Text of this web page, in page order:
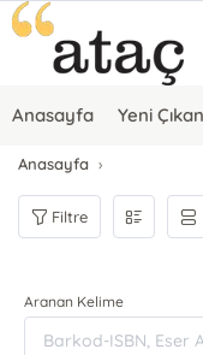
Anasayfa Yeni
Anasayfa
Filtre
Aranan Kelime